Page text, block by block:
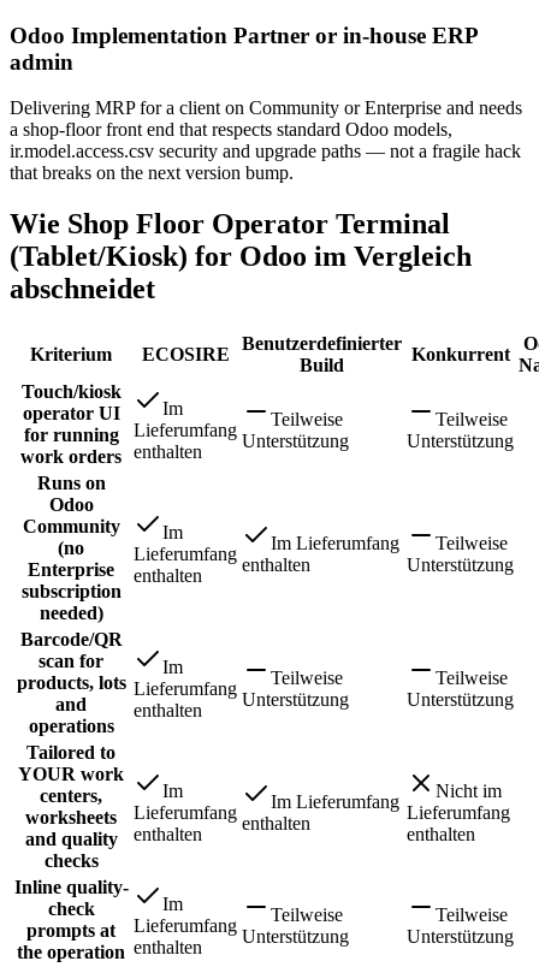
Odoo Implementation Partner or in-house ERP
admin
Delivering MRP for a client on Community or Enterprise and needs
a shop-floor front end that respects standard Odoo models,
ir.model.access.csv security and upgrade paths — not a fragile hack
that breaks on the next version bump.
Wie Shop Floor Operator Terminal
(Tablet/Kiosk) for Odoo im Vergleich
abschneidet
Kriterium ECOSIRE
Benutzerdefinierter
Build
Konkurrent
Touch/kiosk
operator UI
for running
work orders
Im
Lieferumfang
enthalten
Teilweise
Unterstützung
Teilweise
Unterstützung
Runs on
Odoo
Community
(no
Enterprise
subscription
needed)
Im
Lieferumfang
enthalten
Im Lieferumfang
enthalten
Teilweise
Unterstützung
Barcode/QR
scan for
products, lots
and
operations
Im
Lieferumfang
enthalten
Teilweise
Unterstützung
Teilweise
Unterstützung
Tailored to
YOUR work
centers,
worksheets
and quality
checks
Im
Lieferumfang
enthalten
Im Lieferumfang
enthalten
Nicht im
Lieferumfang
enthalten
Inline quality-
check
prompts at
the operation
Im
Lieferumfang
enthalten
Teilweise
Unterstützung
Teilweise
Unterstützung